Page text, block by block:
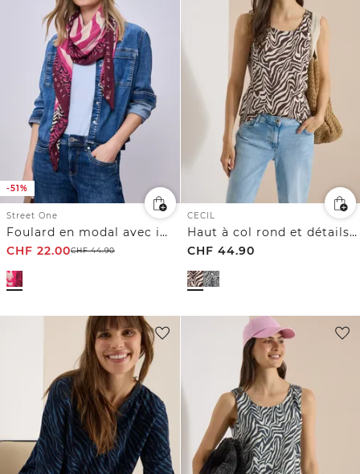
-51%
Street One
Foulard en modal avec imprimé zèbre
CHF 22.00CHF44.90
CECIL
Haut à col rond et détails smockés
CHF 44.90